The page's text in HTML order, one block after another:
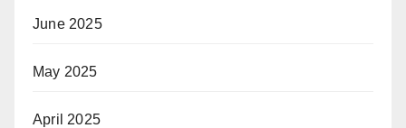
June 2025
May 2025
April 2025